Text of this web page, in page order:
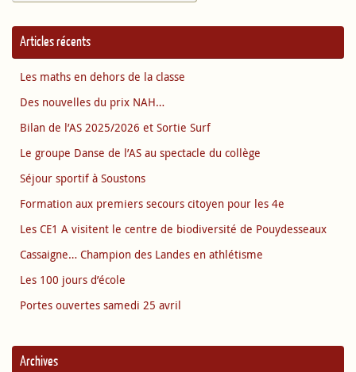
Articles récents
Les maths en dehors de la classe
Des nouvelles du prix NAH…
Bilan de l’AS 2025/2026 et Sortie Surf
Le groupe Danse de l’AS au spectacle du collège
Séjour sportif à Soustons
Formation aux premiers secours citoyen pour les 4e
Les CE1 A visitent le centre de biodiversité de Pouydesseaux
Cassaigne… Champion des Landes en athlétisme
Les 100 jours d’école
Portes ouvertes samedi 25 avril
Archives